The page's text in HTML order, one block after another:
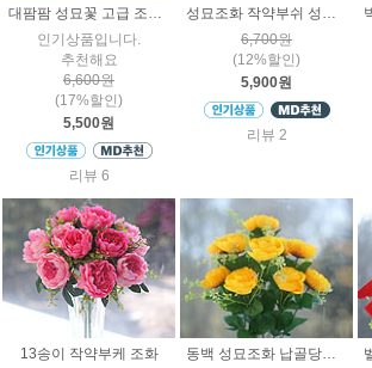
대팜팜 성묘꽃 고급 조화 장식
인기상품입니다.
추천해요
6,600원
(17%할인)
5,500원
리뷰 6
성묘조화 작약부쉬 성묘꽃 산소 납골당 인조장식
6,700원
(12%할인)
5,900원
리뷰 2
13송이 작약부케 조화